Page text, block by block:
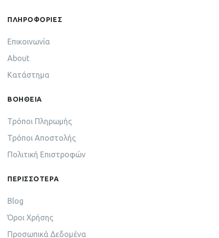
ΠΛΗΡΟΦΟΡΙΕΣ
Επικοινωνία
About
Κατάστημα
ΒΟΗΘΕΙΑ
Τρόποι Πληρωμής
Τρόποι Αποστολής
Πολιτική Επιστροφών
ΠΕΡΙΣΣΟΤΕΡΑ
Blog
Όροι Χρήσης
Προσωπικά Δεδομένα